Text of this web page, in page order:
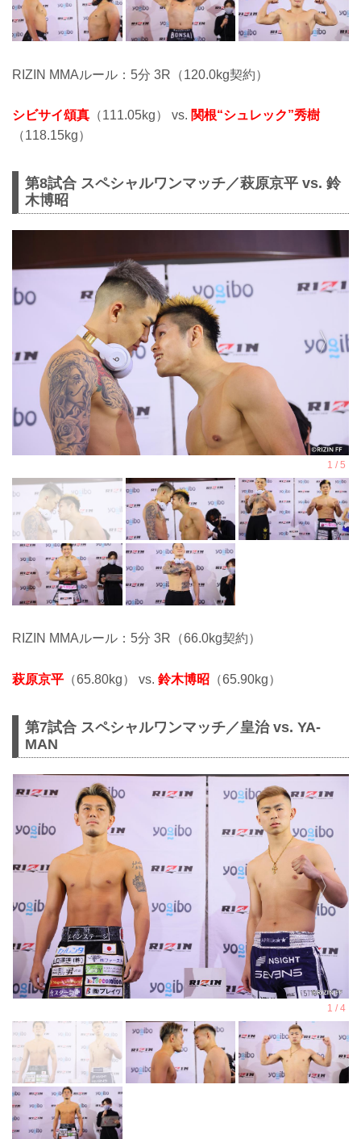
RIZIN MMAルール：5分 3R（120.0kg契約）
シビサイ頌真 （111.05kg） vs. 関根“シュレック”秀樹
（118.15kg）
第8試合 スペシャルワンマッチ／萩原京平 vs. 鈴
木博昭
RIZIN MMAルール：5分 3R（66.0kg契約）
萩原京平 （65.80kg） vs. 鈴木博昭 （65.90kg）
第7試合 スペシャルワンマッチ／皇治 vs. YA-
MAN